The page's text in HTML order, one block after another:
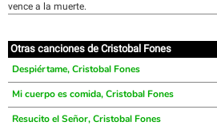
vence a la muerte.
Otras canciones de Cristobal Fones
Despiértame, Cristobal Fones
Mi cuerpo es comida, Cristobal Fones
Resucito el Señor, Cristobal Fones